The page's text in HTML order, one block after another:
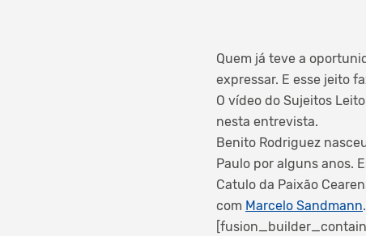
Quem já teve a
expressar. E esse jeito
O vídeo do Sujeitos
nesta entrevista.
Benito Rodriguez
Paulo por alguns anos.
Catulo da Paixão
com Marcelo Sandmann